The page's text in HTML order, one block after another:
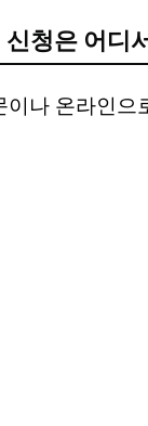
청은 어디
이나 온라인으